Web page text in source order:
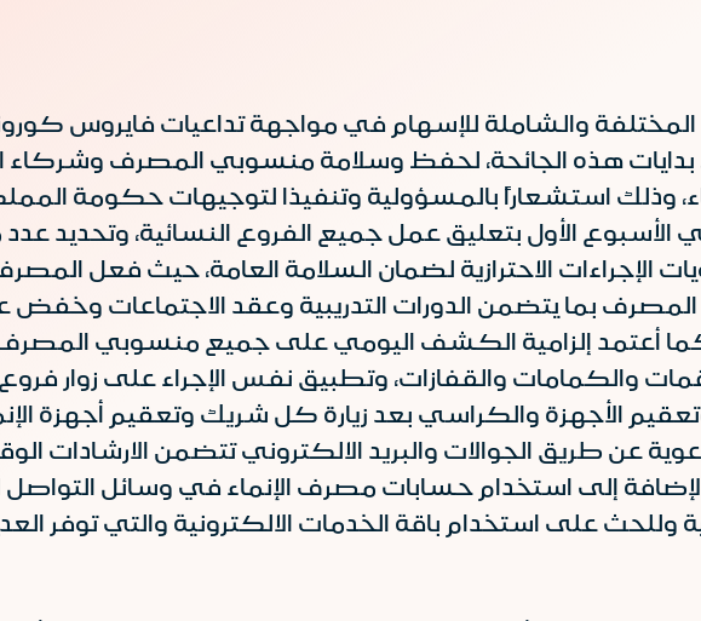
المختلفة والشاملة للإسهام في مواجهة تداعيات فايروس
بدايات هذه الجائحة، لحفظ وسلامة منسوبي المصرف وشركاء
وذلك استشعاراً بالمسؤولية وتنفيذا لتوجيهات حكومة
الأسبوع الأول بتعليق عمل جميع الفروع النسائية، وتحديد
الإجراءات الاحترازية لضمان السلامة العامة، حيث فعل
بما يتضمن الدورات التدريبية وعقد الاجتماعات وخفض
كما أعتمد إلزامية الكشف اليومي على جميع منسوبي
والكمامات والقفازات، وتطبيق نفس الإجراء على زوار
الأجهزة والكراسي بعد زيارة كل شريك وتعقيم أجهزة
عن طريق الجوالات والبريد الالكتروني تتضمن الارشادات
إلى استخدام حسابات مصرف الإنماء في وسائل التواصل
وللحث على استخدام باقة الخدمات الالكترونية والتي توفر